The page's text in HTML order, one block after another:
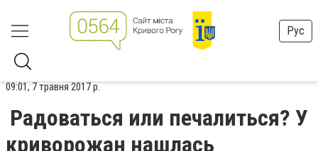
Рус
09:01, 7 травня 2017 р.
Радоваться или печалиться? У
криворожан нашлась